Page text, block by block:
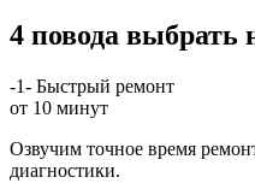
4 повода выбрать
-1- Быстрый ремонт
от 10 минут
Озвучим точное время
диагностики.